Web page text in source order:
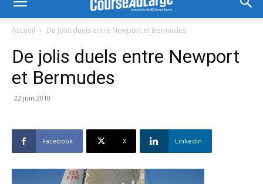
Accueil De jolis duels entre Newport et Bermudes
De jolis duels entre Newport
et Bermudes
22 juin 2010
Facebook X Linkedin